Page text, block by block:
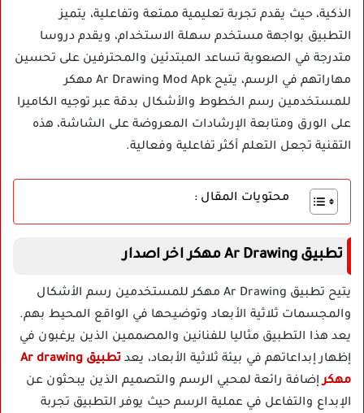
الذكية، حيث يقدم تجربة تعليمية ممتعة وتفاعلية، يتميز
التطبيق بواجهة مستخدم سهلة الاستخدام، ويقدم دروسا
متدرجة في الصعوبة تساعد المبتدئين والمحترفين على تحسين
مهاراتهم في الرسم، يتيح Ar Drawing Mod Apk مهكر
للمستخدمين رسم الخطوط والأشكال بدقة عبر توجيه الكاميرا
على الورق ومتابعة الإرشادات المعروضة على الشاشة، هذه
التقنية تجعل التعلم أكثر تفاعلية وفعالية.
محتويات المقال :
تطبيق Ar Drawing مهكر اخر اصدار
يتيح تطبيق Ar Drawing مهكر للمستخدمين رسم الأشكال
والمجسمات ثلاثية الأبعاد وتوضيحها في الواقع المحيط بهم.
يعد هذا التطبيق مثاليا للفنانين والمصممين الذين يرغبون في
إظهار إبداعاتهم في بيئة ثلاثية الأبعاد، يعد تطبيق Ar drawing
مهكرإضافة رائعة لمحبي الرسم والتصميم الذين يبحثون عن
الإبداع والتفاعل في عملية الرسم حيث يوفر التطبيق تجربة